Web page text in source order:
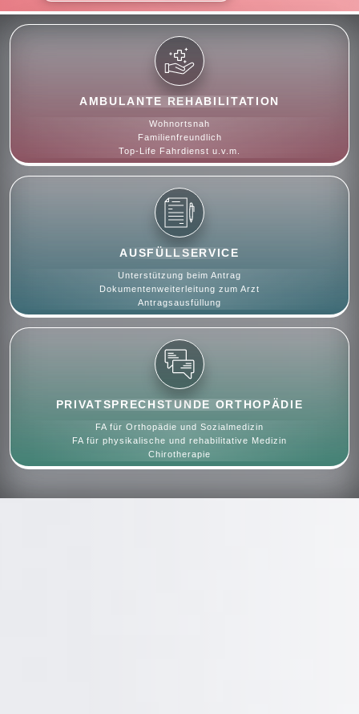
AMBULANTE REHABILITATION
Wohnortsnah
Familienfreundlich
Top-Life Fahrdienst u.v.m.
AUSFÜLLSERVICE
Unterstützung beim Antrag
Dokumentenweiterleitung zum Arzt
Antragsausfüllung
PRIVATSPRECHSTUNDE ORTHOPÄDIE
FA für Orthopädie und Sozialmedizin
FA für physikalische und rehabilitative Medizin
Chirotherapie